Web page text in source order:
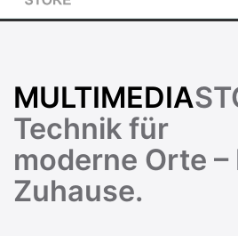
MULTIMEDIA
Technik für
moderne Orte –
Zuhause.